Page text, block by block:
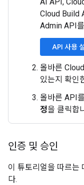
AI API,
Cloud Build
Admin API
API 사용
올바른
있는지 확인
올바른 API
정을 클릭합
인증 및 승인
이 튜토리얼을 따르는
다.